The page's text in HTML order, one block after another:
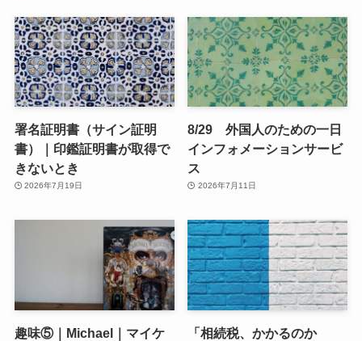
署名証明書（サイン証明
書）｜印鑑証明書が取得で
きないとき
2026年7月19日
8/29 外国人のための一日
インフォメーションサービ
ス
2026年7月11日
趣味⑤｜Michael｜マイケ
「相続税、かかるのか